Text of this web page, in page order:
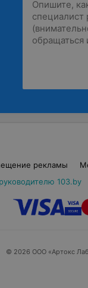
рекламы
103.by
© 2026 ООО «Артокс